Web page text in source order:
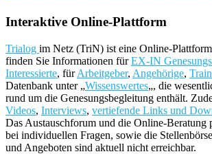
Interaktive Online-Plattform
Trialog im Netz (TriN) ist eine Online-
finden Sie Informationen fürEX-IN
Interessierte, fürArbeitgeber, Angehörige,
Datenbank unter „Wissenswertes„, die
rund um die Genesungsbegleitung enthält.
Videos, Interviews, vertiefende Links und
Das Austauschforum und die Online-Beratung
bei individuellen Fragen, sowie die
und Angeboten sind aktuell nicht erreichbar.